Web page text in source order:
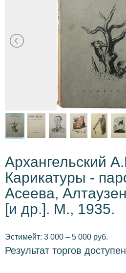
Архангельский
Карикатуры -
Асеева,
[и др.]. М., 1935.
Эстимейт: 3 000 – 5 000 руб.
Результат торгов